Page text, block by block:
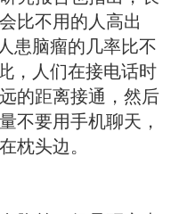
室内环境监
手机辐射对人
神经系统造成
眠、多梦和脱
感。在美国